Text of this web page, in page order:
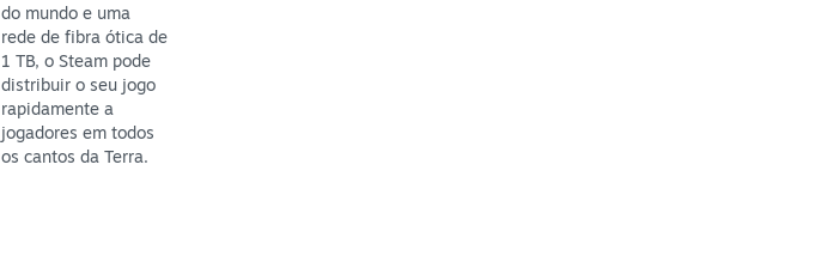
do mundo e uma
rede de fibra ótica de
1 TB, o Steam pode
distribuir o seu jogo
rapidamente a
jogadores em todos
os cantos da Terra.